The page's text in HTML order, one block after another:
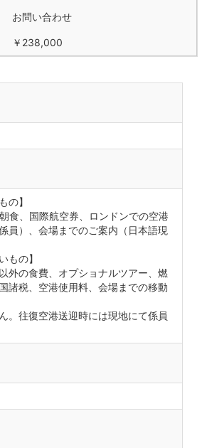
お問い合わせ
￥238,000
の】
食、国際航空券、ロンドンでの空港
員）、会場までのご案内（日本語現
もの】
外の食費、オプショナルツアー、燃
諸税、空港使用料、会場までの移動
。往復空港送迎時には現地にて係員